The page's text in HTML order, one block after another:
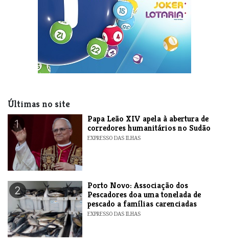
Últimas no site
1
​Papa Leão XIV apela à abertura de
corredores humanitários no Sudão
EXPRESSO DAS ILHAS
2
​Porto Novo: Associação dos
Pescadores doa uma tonelada de
pescado a famílias carenciadas
EXPRESSO DAS ILHAS